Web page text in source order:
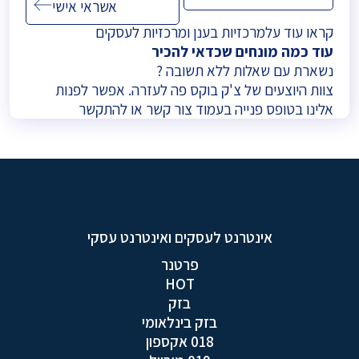
אשראי אישי
קראו עוד עלמרכזיות בענן ומרכזיות לעסקים
עוד כמה מונחים שכדאי להכיר
נשארת עם שאלות ללא תשובה ?
צוות היוצעים של צ'ק בוקס פה לעזרה. אפשר לפנות
אלינו בטופס פנייה בעמוד צור קשר או להתקשר
אינטרנט לעסקים ואינטרנט עסקי
פרטנר
HOT
בזק
בזק בינלאומי
018 אקספון